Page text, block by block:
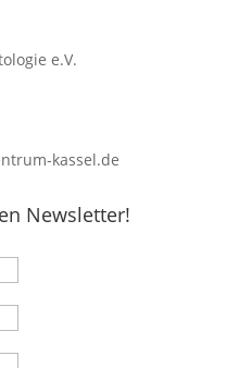
e.V.
kassel.de
Newsletter!